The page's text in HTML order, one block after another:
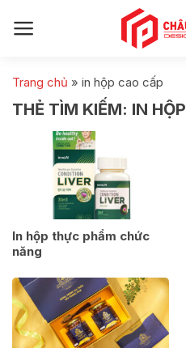
Trang chủ » in hộp cao cấp
THẺ TÌM KIẾM: IN
In hộp thực phẩm chức
năng